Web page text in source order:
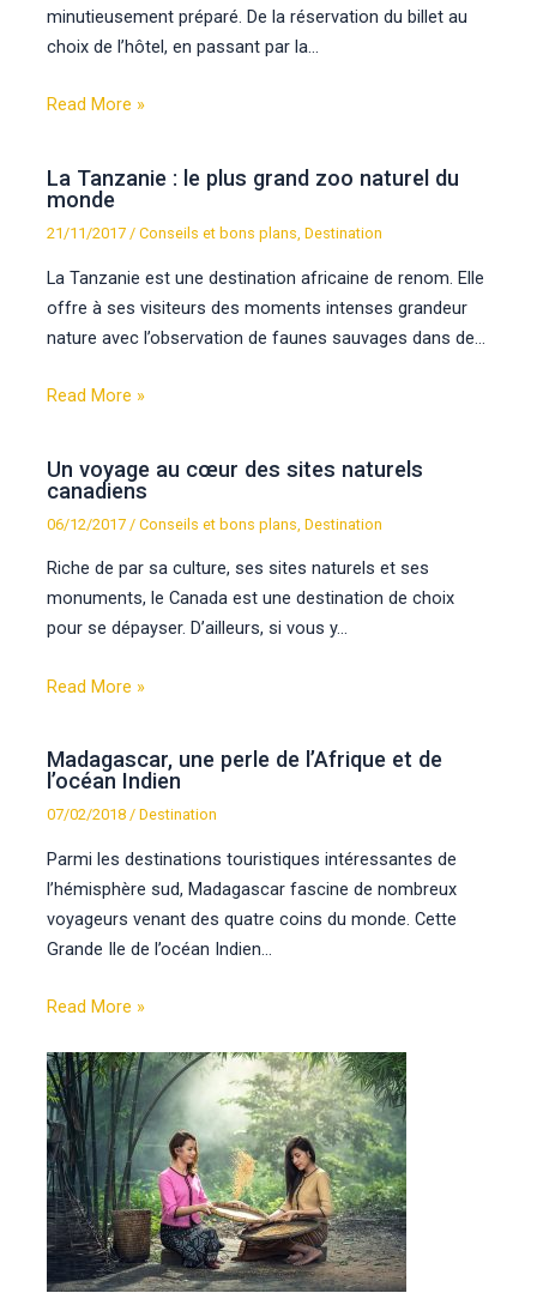
minutieusement préparé. De la réservation du billet au
choix de l’hôtel, en passant par la…
Read More »
La Tanzanie : le plus grand zoo naturel du
monde
21/11/2017/Conseils et bons plans,Destination
La Tanzanie est une destination africaine de renom. Elle
offre à ses visiteurs des moments intenses grandeur
nature avec l’observation de faunes sauvages dans de…
Read More »
Un voyage au cœur des sites naturels
canadiens
06/12/2017 /Conseils et bons plans ,Destination
Riche de par sa culture, ses sites naturels et ses
monuments, le Canada est une destination de choix
pour se dépayser. D’ailleurs, si vous y…
Read More »
Madagascar, une perle de l’Afrique et de
l’océan Indien
07/02/2018/Destination
Parmi les destinations touristiques intéressantes de
l’hémisphère sud, Madagascar fascine de nombreux
voyageurs venant des quatre coins du monde. Cette
Grande Ile de l’océan Indien…
Read More »